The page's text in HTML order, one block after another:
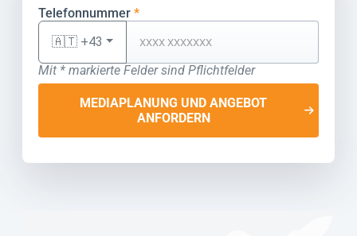
Telefonnummer *
🇦🇹 +43
Mit * markierte Felder sind Pflichtfelder
MEDIAPLANUNG UND ANGEBOT
ANFORDERN